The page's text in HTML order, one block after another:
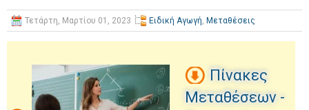
Τετάρτη, Μαρτίου 01, 2023 Ειδική Αγωγή, Μεταθέσεις
Πίνακες
Μεταθέσεων -